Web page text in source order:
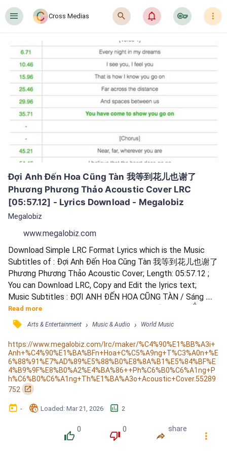
󰍜 Cross Medias 󰍉 󰂜 󰷖 󰇙
Đợi Anh Đến Hoa Cũng Tàn 我等到花儿也谢了
Phương Phương Thảo Acoustic Cover LRC
[05:57.12] - Lyrics Download - Megalobiz
Megalobiz
www.megalobiz.com
Download Simple LRC Format Lyrics which is the Music
Subtitles of : Đợi Anh Đến Hoa Cũng Tàn 我等到花儿也谢了
Phương Phương Thảo Acoustic Cover; Length: 05:57.12 ;
You can Download LRC, Copy and Edit the lyrics text;
Music Subtitles : ĐỢI ANH ĐẾN HOA CŨNG TÀN / Sáng
tác: Chen Shaoqi / Singer: TY / Upload:༄๖ۣۜ•Çúй Lỳ ͜✿҈༂࿐ /
ID: 13763743 / ☘Beat người thương☘ / Lời buồn nào trao
cho em / Ai đã nói sẽ yêu em đậm sâu / Rồi một ngày em
cũng biết / Mãi mãi chỉ là lời gian dối / Chỉ một lời trên môi...
Read more
󰓹 Arts & Entertainment › Music & Audio › World Music
https://www.megalobiz.com/lrc/maker/%C4%90%E1%BB%A3i+
Anh+%C4%90%E1%BA%BFn+Hoa+C%C5%A9ng+T%C3%A0n+%E
6%88%91%E7%AD%89%E5%88%B0%E8%8A%B1%E5%84%BF%E
4%B9%9F%E8%B0%A2%E4%BA%86++Ph%C6%B0%C6%A1ng+P
h%C6%B0%C6%A1ng+Th%E1%BA%A3o+Acoustic+Cover.55289
752
󰏌
󰃶 - 󱉊 Loaded: Mar 21, 2026 󱕎 2
󰔔
0
󰔒
0
󰤲
share
󰇙